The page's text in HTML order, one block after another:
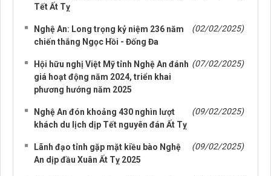
Tết Ất Tỵ
Nghệ An: Long trọng kỷ niệm 236 năm
chiến thắng Ngọc Hồi - Đống Đa
(02/02/2025)
Hội hữu nghị Việt Mỹ tỉnh Nghệ An đánh
giá hoạt động năm 2024, triển khai
phương hướng năm 2025
(07/02/2025)
Nghệ An đón khoảng 430 nghìn lượt
khách du lịch dịp Tết nguyên đán Ất Tỵ
(09/02/2025)
Lãnh đạo tỉnh gặp mặt kiều bào Nghệ
An dịp đầu Xuân Ất Tỵ 2025
(09/02/2025)